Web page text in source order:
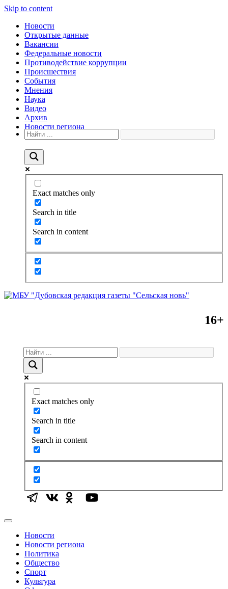
Skip to content
Новости
Открытые данные
Вакансии
Федеральные новости
Противодействие коррупции
Происшествия
События
Мнения
Наука
Видео
Архив
Новости региона
Exact matches only
Search in title
Search in content
16+
Exact matches only
Search in title
Search in content
Новости
Новости региона
Политика
Общество
Спорт
Культура